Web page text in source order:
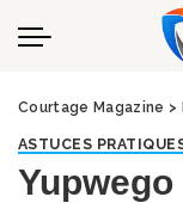
Panneau de
Courtage Magazine >
ASTUCES